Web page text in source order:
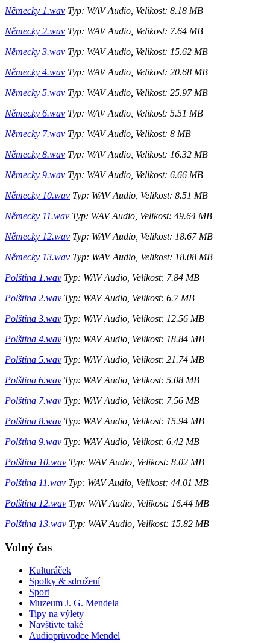
Německy 1.wav Typ: WAV Audio, Velikost: 8.18 MB
Německy 2.wav Typ: WAV Audio, Velikost: 7.64 MB
Německy 3.wav Typ: WAV Audio, Velikost: 15.62 MB
Německy 4.wav Typ: WAV Audio, Velikost: 20.68 MB
Německy 5.wav Typ: WAV Audio, Velikost: 25.97 MB
Německy 6.wav Typ: WAV Audio, Velikost: 5.51 MB
Německy 7.wav Typ: WAV Audio, Velikost: 8 MB
Německy 8.wav Typ: WAV Audio, Velikost: 16.32 MB
Německy 9.wav Typ: WAV Audio, Velikost: 6.66 MB
Německy 10.wav Typ: WAV Audio, Velikost: 8.51 MB
Německy 11.wav Typ: WAV Audio, Velikost: 49.64 MB
Německy 12.wav Typ: WAV Audio, Velikost: 18.67 MB
Německy 13.wav Typ: WAV Audio, Velikost: 18.08 MB
Polština 1.wav Typ: WAV Audio, Velikost: 7.84 MB
Polština 2.wav Typ: WAV Audio, Velikost: 6.7 MB
Polština 3.wav Typ: WAV Audio, Velikost: 12.56 MB
Polština 4.wav Typ: WAV Audio, Velikost: 18.84 MB
Polština 5.wav Typ: WAV Audio, Velikost: 21.74 MB
Polština 6.wav Typ: WAV Audio, Velikost: 5.08 MB
Polština 7.wav Typ: WAV Audio, Velikost: 7.56 MB
Polština 8.wav Typ: WAV Audio, Velikost: 15.94 MB
Polština 9.wav Typ: WAV Audio, Velikost: 6.42 MB
Polština 10.wav Typ: WAV Audio, Velikost: 8.02 MB
Polština 11.wav Typ: WAV Audio, Velikost: 44.01 MB
Polština 12.wav Typ: WAV Audio, Velikost: 16.44 MB
Polština 13.wav Typ: WAV Audio, Velikost: 15.82 MB
Volný čas
Kulturáček
Spolky & sdružení
Sport
Muzeum J. G. Mendela
Tipy na výlety
Navštivte také
Audioprůvodce Mendel